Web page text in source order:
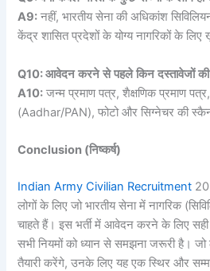
A9: नहीं, भारतीय सेना की अधिकांश
केंद्र शासित प्रदेशों के योग्य नागरिकों के लिए
Q10:आवेदन करने से पहले किन दस्तावेजों की
A10: जन्म प्रमाण पत्र, शैक्षणिक प्रमाण
(Aadhar/PAN), फोटो और सिग्नेचर की स्कैन
Conclusion (निष्कर्ष)
Indian Army Civilian Recruitment
लोगों के लिए जो भारतीय सेना में नागरिक
चाहते हैं। इस भर्ती में आवेदन करने के लिए
सभी नियमों को ध्यान से समझना जरूरी है।
तैयारी करेंगे, उनके लिए यह एक स्थिर और